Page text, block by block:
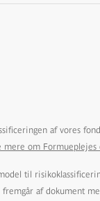
af vores
mere om
til
af dokument